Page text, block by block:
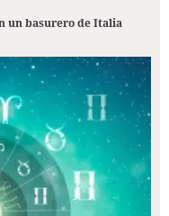
un basurero de Italia